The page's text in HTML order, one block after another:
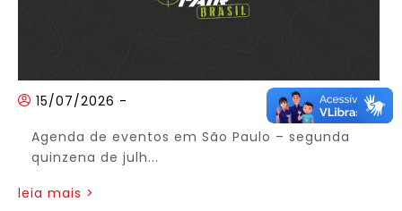
15/07/2026 -
Agenda de eventos em São Paulo – segunda
quinzena de julh...
leia mais >